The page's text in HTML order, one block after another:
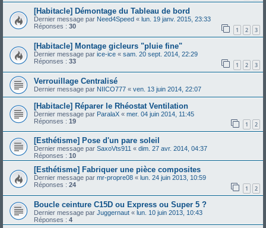
[Habitacle] Démontage du Tableau de bord
Dernier message par Need4Speed « lun. 19 janv. 2015, 23:33
Réponses : 30 1 2 3
[Habitacle] Montage gicleurs "pluie fine"
Dernier message par ice-ice « sam. 20 sept. 2014, 22:29
Réponses : 33 1 2 3
Verrouillage Centralisé
Dernier message par NIICO777 « ven. 13 juin 2014, 22:07
[Habitacle] Réparer le Rhéostat Ventilation
Dernier message par ParalaX « mer. 04 juin 2014, 11:45
Réponses : 19 1 2
[Esthétisme] Pose d'un pare soleil
Dernier message par SaxoVts911 « dim. 27 avr. 2014, 04:37
Réponses : 10
[Esthétisme] Fabriquer une pièce composites
Dernier message par mr-propre08 « lun. 24 juin 2013, 10:59
Réponses : 24 1 2
Boucle ceinture C15D ou Express ou Super 5 ?
Dernier message par Juggernaut « lun. 10 juin 2013, 10:43
Réponses : 4